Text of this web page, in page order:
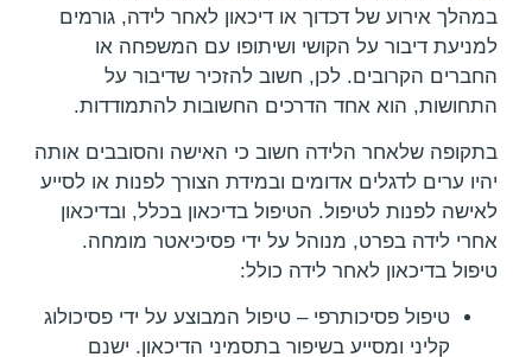
במהלך אירוע של דכדוך או דיכאון לאחר לידה, גורמים
למניעת דיבור על הקושי ושיתופו עם המשפחה או
החברים הקרובים. לכן, חשוב להזכיר שדיבור על
התחושות, הוא אחד הדרכים החשובות להתמודדות.
בתקופה שלאחר הלידה חשוב כי האישה והסובבים אותה
יהיו ערים לדגלים אדומים ובמידת הצורך לפנות או לסייע
לאישה לפנות לטיפול. הטיפול בדיכאון בכלל, ובדיכאון
אחרי לידה בפרט, מנוהל על ידי פסיכיאטר מומחה.
טיפול בדיכאון לאחר לידה כולל:
טיפול פסיכותרפי – טיפול המבוצע על ידי פסיכולוג
קליני ומסייע בשיפור בתסמיני הדיכאון. ישנם